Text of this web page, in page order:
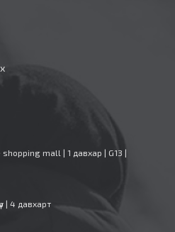
mall | 1 давхар | G13 |
| 4 давхарт